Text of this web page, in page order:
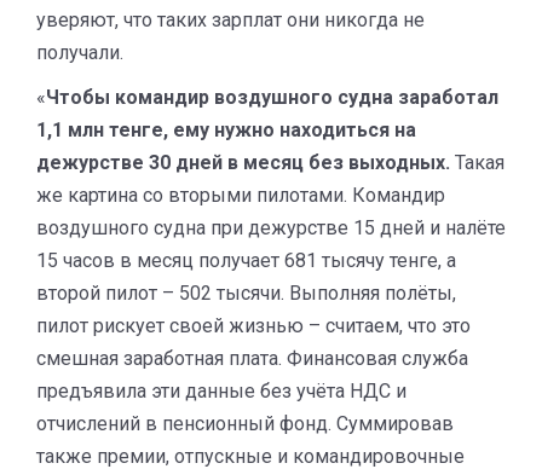
уверяют, что таких зарплат они никогда не
получали.
«Чтобы командир воздушного судна заработал
1,1 млн тенге, ему нужно находиться на
дежурстве 30 дней в месяц без выходных. Такая
же картина со вторыми пилотами. Командир
воздушного судна при дежурстве 15 дней и налёте
15 часов в месяц получает 681 тысячу тенге, а
второй пилот – 502 тысячи. Выполняя полёты,
пилот рискует своей жизнью – считаем, что это
смешная заработная плата. Финансовая служба
предъявила эти данные без учёта НДС и
отчислений в пенсионный фонд. Суммировав
также премии, отпускные и командировочные